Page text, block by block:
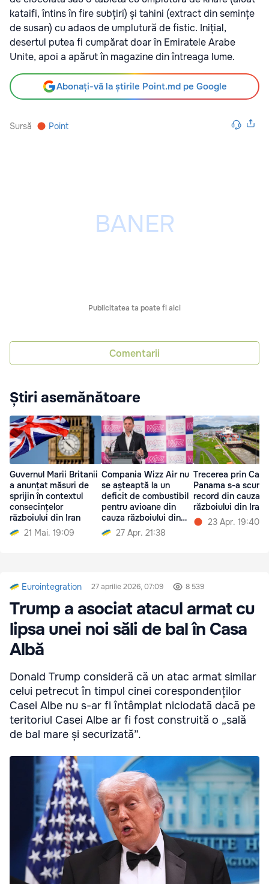
kataifi, întins în fire subțiri) și tahini (extract din semințe
de susan) cu adaos de umplutură de fistic. Inițial,
desertul putea fi cumpărat doar în Emiratele Arabe
Unite, apoi a apărut în magazine din întreaga lume.
Abonați-vă la știrile Point.md pe Google
Sursă Point
Publicitatea ta poate fi aici
Comentarii
Știri asemănătoare
Guvernul Marii Britanii
a anunțat măsuri de
sprijin în contextul
consecințelor
războiului din Iran
21 Mai. 19:09
Compania Wizz Air nu
se așteaptă la un
deficit de combustibil
pentru avioane din
cauza războiului din
Iran 27 Apr. 21:38
Trecerea prin
Panama s-a
record din cauza
războiului din Iran
23 Apr. 19:40
Eurointegration 27 aprilie 2026, 07:09 8 539
Trump a asociat atacul armat cu
lipsa unei noi săli de bal în Casa
Albă
Donald Trump consideră că un atac armat similar
celui petrecut în timpul cinei corespondenților
Casei Albe nu s-ar fi întâmplat niciodată dacă pe
teritoriul Casei Albe ar fi fost construită o „sală
de bal mare și securizată”.